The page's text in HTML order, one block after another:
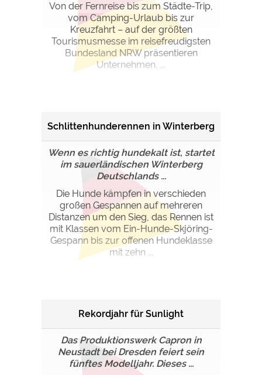
Von der Fernreise bis zum Städte-Trip,
vom Camping-Urlaub bis zur
Kreuzfahrt – auf der größten
Tourismusmesse im reisefreudigsten
Bundesland NRW präsentieren
Unternehmen, ...
Schlittenhunderennen in Winterberg
Wenn es richtig hundekalt ist, startet
im sauerländischen Winterberg
Deutschlands ...
Die Hunde kämpfen in verschieden
großen Gespannen auf mehreren
Distanzen um den Sieg, das Rennen ist
mit Klassen vom Ein-Hunde-Skjöring-
Gespann bis zur offenen Hundeklasse
mit zehn ...
Rekordjahr für Sunlight
Das Produktionswerk Capron in
Neustadt bei Dresden feiert sein
fünftes Modelljahr. Dieses ...